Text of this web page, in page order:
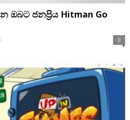
ඔබට ජනප්‍රිය Hitman Go
0